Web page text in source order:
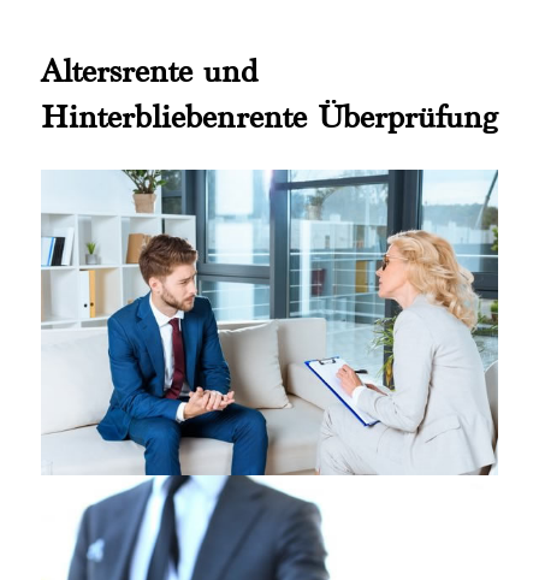
Altersrente und
Hinterbliebenrente Überprüfung